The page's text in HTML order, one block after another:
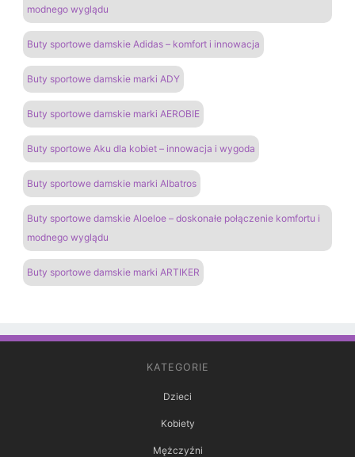
modnego wyglądu
Buty sportowe damskie Adidas – komfort i innowacja
Buty sportowe damskie marki ADY
Buty sportowe damskie marki AEROBIE
Buty sportowe Aku dla kobiet – innowacja i wygoda
Buty sportowe damskie marki Albatros
Buty sportowe damskie Aloeloe – doskonałe połączenie komfortu i
modnego wyglądu
Buty sportowe damskie marki ARTIKER
KATEGORIE
Dzieci
Kobiety
Mężczyźni